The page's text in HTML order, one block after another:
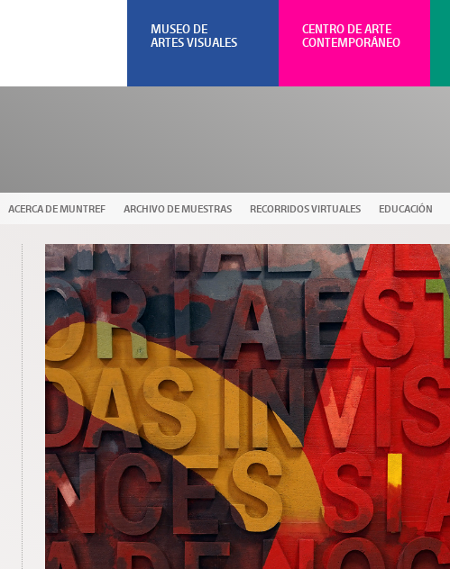
ACERCA DE MUNTREF ARCHIVO DE MUESTRAS RECORRIDOS VIRTUALES EDUCACIÓN
CENTRO DE ARTE
CONTEMPORÁNEO
MUSEO DE
ARTES VISUALES